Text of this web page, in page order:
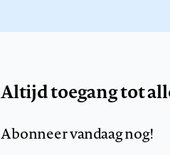
Altijd toegang tot
Abonneer vandaag nog!